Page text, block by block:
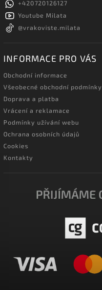
+420720126127
Youtube Milata
@vrakoviste.milata
INFORMACE PRO VÁS
Obchodní informace
Všeobecné obchodní podmínky
Doprava a platba
Vrácení a reklamace
Podmínky užívání webu
Ochrana osobních údajů
Cookies
Kontakty